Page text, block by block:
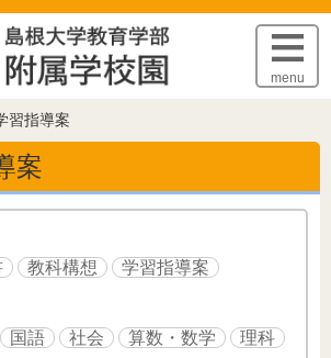
このページの本文へ
menu
習指導案
案
教科構想 学習指導案
国語 社会 算数・数学
理科